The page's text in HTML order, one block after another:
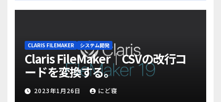
CLARIS FILEMAKER システム開発
Claris FileMaker｜CSVの改行コ
ードを変換する。
2023年1月26日 にど寝